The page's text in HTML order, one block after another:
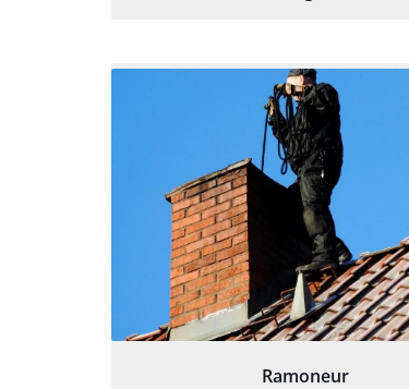
Ramoneur